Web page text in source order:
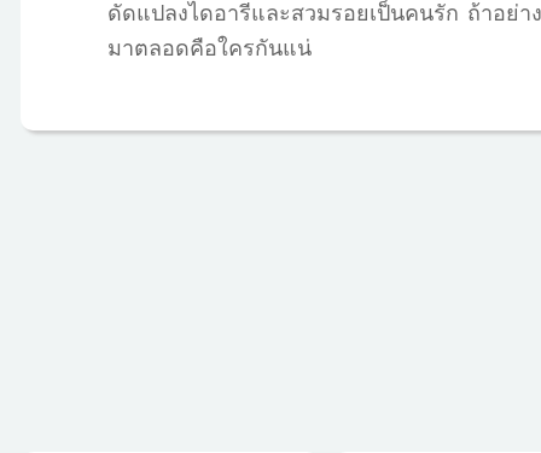
ดัดแปลงไดอารีและสวมรอยเป็นคนรัก ถ้าอย่า
มาตลอดคือใครกันแน่